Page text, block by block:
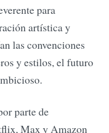
para
artística y
las convenciones
y estilos, el futuro
parte de
Max y Amazon